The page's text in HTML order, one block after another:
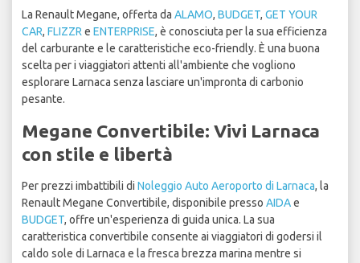
La Renault Megane, offerta da ALAMO, BUDGET, GET YOUR
CAR, FLIZZR e ENTERPRISE, è conosciuta per la sua efficienza
del carburante e le caratteristiche eco-friendly. È una buona
scelta per i viaggiatori attenti all'ambiente che vogliono
esplorare Larnaca senza lasciare un'impronta di carbonio
pesante.
Megane Convertibile: Vivi Larnaca
con stile e libertà
Per prezzi imbattibili di Noleggio Auto Aeroporto di Larnaca, la
Renault Megane Convertibile, disponibile presso AIDAe
BUDGET, offre un'esperienza di guida unica. La sua
caratteristica convertibile consente ai viaggiatori di godersi il
caldo sole di Larnaca e la fresca brezza marina mentre si